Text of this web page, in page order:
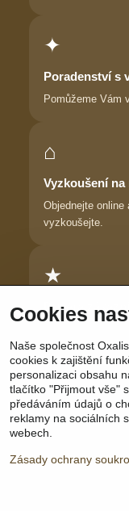
✦
Poradenství s
Pomůžeme Vám
⌂
Vyzkoušení
Objednejte online
vyzkoušejte.
★
Důvěra
cítí krásně.
Sledujte nás:
Cookies
Naše společnost
cookies k zajištění
personalizaci obsahu
tlačítko "Přijmout vše"
předáváním údajů o
reklamy na sociálních
webech.
Zásady ochrany